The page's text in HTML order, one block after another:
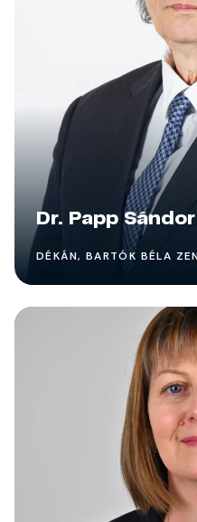
Dr. Papp Sándor
DÉKÁN, BARTÓK BÉLA